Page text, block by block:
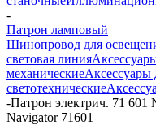
-
Патрон ламповый
Шинопровод для
световая линия
механическиеАксессуары
светотехнические
-Патрон электрич. 71
Navigator 71601